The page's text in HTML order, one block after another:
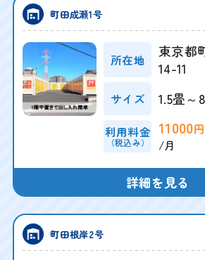
町田成瀬1号
所在地
東京都
14-11
サイズ 1.5畳～
利用料金
（税込み）
11000円
/月
詳細を見る
町田根岸2号